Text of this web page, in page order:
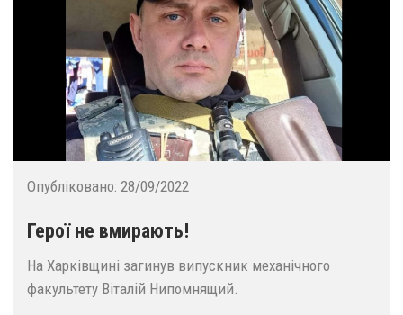
Опубліковано: 28/09/2022
Герої не вмирають!
На Харківщині загинув випускник механічного
факультету Віталій Нипомнящий.